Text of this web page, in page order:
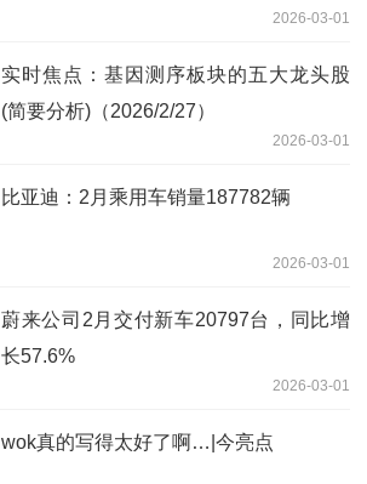
2026-03-01
实时焦点：基因测序板块的五大龙头股
(简要分析)（2026/2/27）
2026-03-01
比亚迪：2月乘用车销量187782辆
2026-03-01
蔚来公司2月交付新车20797台，同比增
长57.6%
2026-03-01
wok真的写得太好了啊…|今亮点